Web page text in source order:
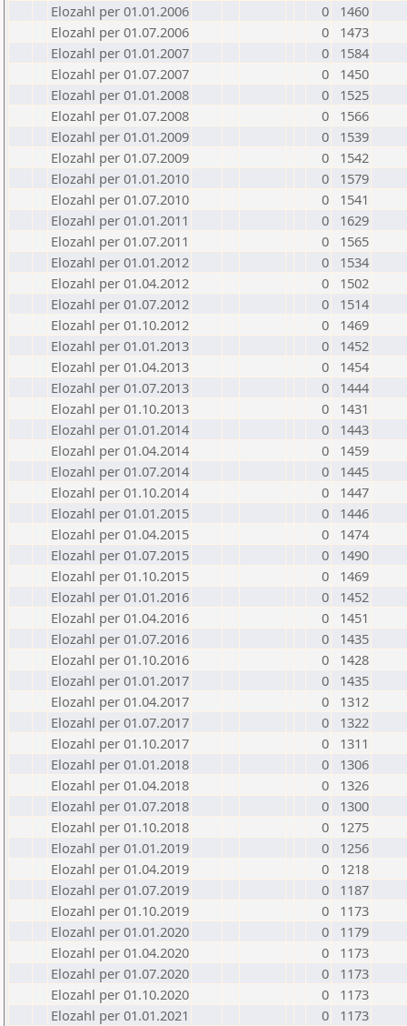
Elozahl per 01.01.2006
0
1460
Elozahl per 01.07.2006
0
1473
Elozahl per 01.01.2007
0
1584
Elozahl per 01.07.2007
0
1450
Elozahl per 01.01.2008
0
1525
Elozahl per 01.07.2008
0
1566
Elozahl per 01.01.2009
0
1539
Elozahl per 01.07.2009
0
1542
Elozahl per 01.01.2010
0
1579
Elozahl per 01.07.2010
0
1541
Elozahl per 01.01.2011
0
1629
Elozahl per 01.07.2011
0
1565
Elozahl per 01.01.2012
0
1534
Elozahl per 01.04.2012
0
1502
Elozahl per 01.07.2012
0
1514
Elozahl per 01.10.2012
0
1469
Elozahl per 01.01.2013
0
1452
Elozahl per 01.04.2013
0
1454
Elozahl per 01.07.2013
0
1444
Elozahl per 01.10.2013
0
1431
Elozahl per 01.01.2014
0
1443
Elozahl per 01.04.2014
0
1459
Elozahl per 01.07.2014
0
1445
Elozahl per 01.10.2014
0
1447
Elozahl per 01.01.2015
0
1446
Elozahl per 01.04.2015
0
1474
Elozahl per 01.07.2015
0
1490
Elozahl per 01.10.2015
0
1469
Elozahl per 01.01.2016
0
1452
Elozahl per 01.04.2016
0
1451
Elozahl per 01.07.2016
0
1435
Elozahl per 01.10.2016
0
1428
Elozahl per 01.01.2017
0
1435
Elozahl per 01.04.2017
0
1312
Elozahl per 01.07.2017
0
1322
Elozahl per 01.10.2017
0
1311
Elozahl per 01.01.2018
0
1306
Elozahl per 01.04.2018
0
1326
Elozahl per 01.07.2018
0
1300
Elozahl per 01.10.2018
0
1275
Elozahl per 01.01.2019
0
1256
Elozahl per 01.04.2019
0
1218
Elozahl per 01.07.2019
0
1187
Elozahl per 01.10.2019
0
1173
Elozahl per 01.01.2020
0
1179
Elozahl per 01.04.2020
0
1173
Elozahl per 01.07.2020
0
1173
Elozahl per 01.10.2020
0
1173
Elozahl per 01.01.2021
0
1173